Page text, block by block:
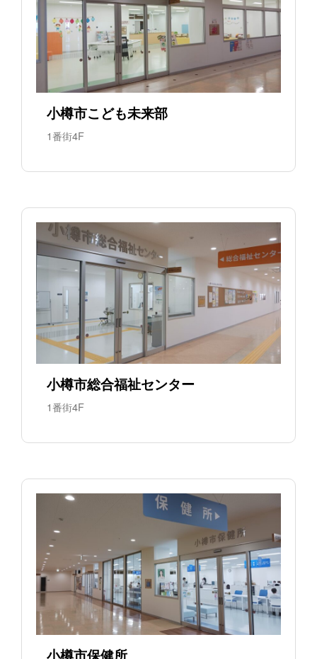
小樽市こども未来部
1番街4F
小樽市総合福祉センター
1番街4F
小樽市保健所